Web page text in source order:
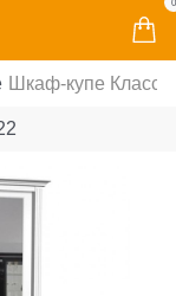
0
Шкаф-купе